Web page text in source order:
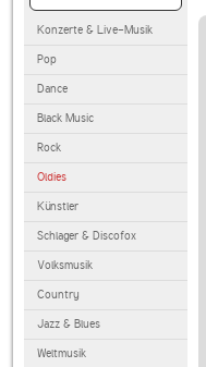
Konzerte & Live-Musik
Pop
Dance
Black Music
Rock
Oldies
Künstler
Schlager & Discofox
Volksmusik
Country
Jazz & Blues
Weltmusik